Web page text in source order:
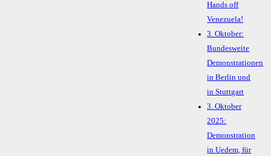
Hands off
Venezuela!
3. Oktober:
Bundesweite
Demonstrationen
in Berlin und
in Stuttgart
3. Oktober
2025:
Demonstration
in Uedem, für